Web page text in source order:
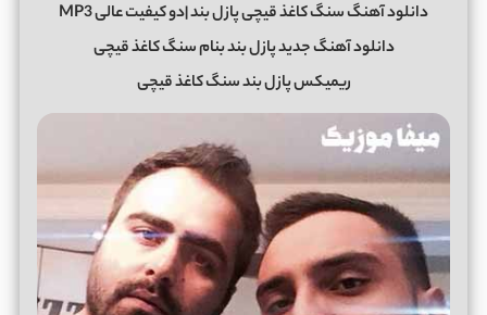
دانلود آهنگ سنگ کاغذ قیچی پازل بند |دو کیفیت عالی MP3
دانلود آهنگ جدید پازل بند بنام سنگ کاغذ قیچی
ریمیکس پازل بند سنگ کاغذ قیچی